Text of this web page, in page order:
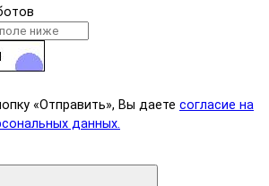
«Отправить», Вы даете согласие на
данных.